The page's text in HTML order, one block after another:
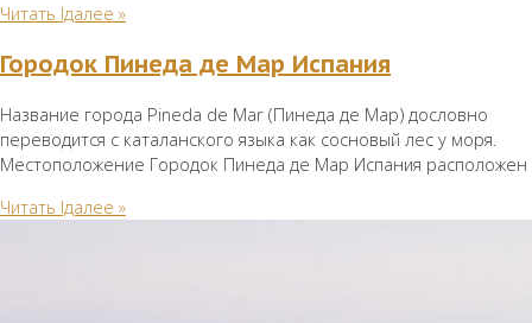
Читать lдалее »
Городок Пинеда де Мар Испания
Название города Pineda de Mar (Пинеда де Мар) дословно
переводится с каталанского языка как сосновый лес у моря.
Местоположение Городок Пинеда де Мар Испания расположен
Читать lдалее »